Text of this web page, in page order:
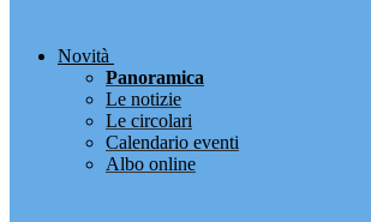
Novità
Panoramica
Le notizie
Le circolari
Calendario eventi
Albo online